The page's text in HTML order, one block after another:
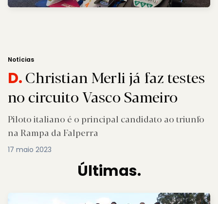
Notícias
D.Christian Merli já faz testes
no circuito Vasco Sameiro
Piloto italiano é o principal candidato ao triunfo
na Rampa da Falperra
17 maio 2023
Últimas.